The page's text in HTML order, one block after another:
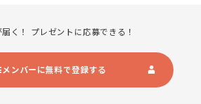
く！ プレゼントに応募できる！
メンバーに無料で登録する